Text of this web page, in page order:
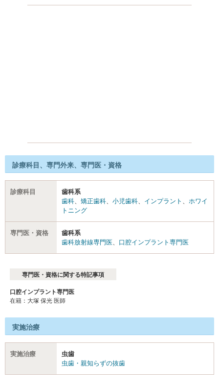
診療科目、専門外来、専門医・資格
診療科目
歯科系
歯科
矯正歯科 小児歯科 インプラント
ホワイ
トニング
専門医・資格
歯科系
歯科放射線専門医
口腔インプラント専門医
専門医・資格に関する特記事項
口腔インプラント専門医
在籍：大塚 保光 医師
実施治療
実施治療
虫歯
虫歯・親知らずの抜歯